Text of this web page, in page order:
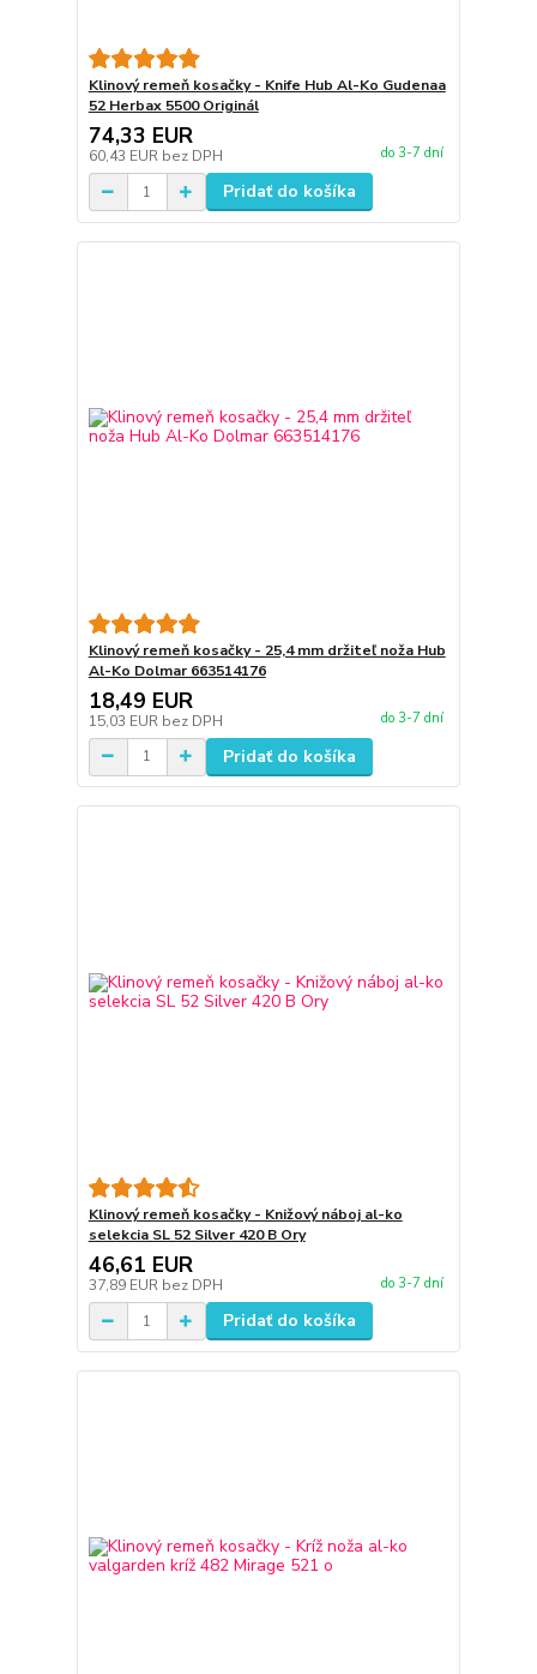
Klinový remeň kosačky - Knife Hub Al-Ko Gudenaa
52 Herbax 5500 Originál
74,33 EUR
60,43 EUR bez DPH do 3-7 dní
Pridať do košíka
Klinový remeň kosačky - 25,4 mm držiteľ noža Hub
Al-Ko Dolmar 663514176
18,49 EUR
15,03 EUR bez DPH do 3-7 dní
Pridať do košíka
Klinový remeň kosačky - Knižový náboj al-ko
selekcia SL 52 Silver 420 B Ory
46,61 EUR
37,89 EUR bez DPH do 3-7 dní
Pridať do košíka